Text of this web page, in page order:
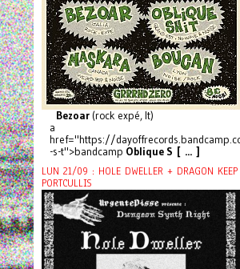
Bezoar(rock expé, It)
a
href="https://
-s-t">bandcamp Oblique S [ ... ]
LUN 21/09 : HOLE DWELLER + DRAGON KEEP
PORTCULLIS